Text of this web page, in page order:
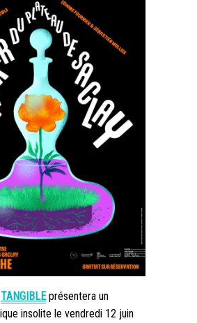
TANGIBLEprésentera un
insolite le vendredi 12 juin